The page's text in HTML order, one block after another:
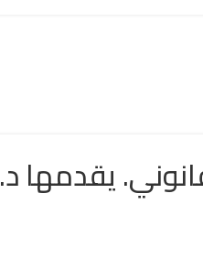
يقدمها د.